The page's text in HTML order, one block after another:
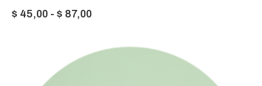
$ 45,00 - $ 87,00Rango
precios: